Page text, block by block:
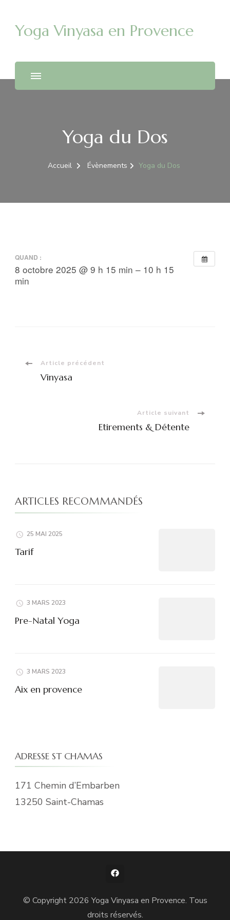
Yoga Vinyasa en Provence
Yoga du Dos
Accueil Évènements Yoga du Dos
QUAND :
8 octobre 2025 @ 9 h 15 min – 10 h 15
min
Navigation
Article précédent
Vinyasa
Article suivant
Etirements & Détente
ARTICLES RECOMMANDÉS
25 MAI 2025
Tarif
3 MARS 2023
Pre-Natal Yoga
3 MARS 2023
Aix en provence
ADRESSE ST CHAMAS
171 Chemin d’Embarben
13250 Saint-Chamas
© Copyright 2026Yoga Vinyasa en Provence. Tous
droits réservés.